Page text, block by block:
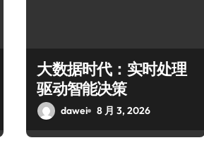
大数据时代：实时处理
驱动智能决策
dawei 8 月 3, 2026